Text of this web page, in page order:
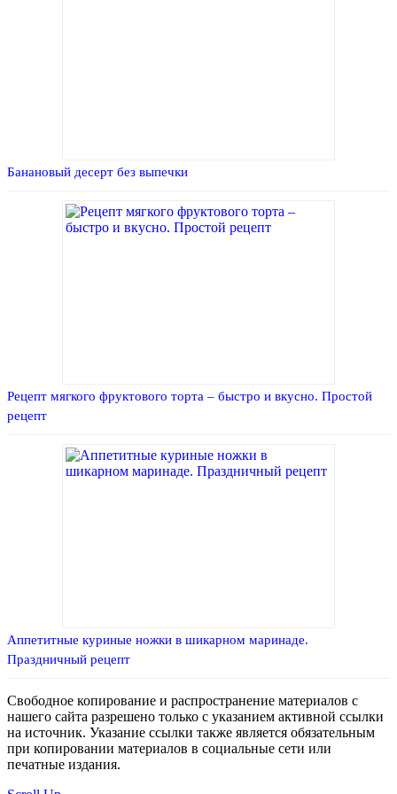
Банановый десерт без выпечки
Рецепт мягкого фруктового торта – быстро и вкусно. Простой
рецепт
Аппетитные куриные ножки в шикарном маринаде.
Праздничный рецепт
Свободное копирование и распространение материалов с
нашего сайта разрешено только с указанием активной ссылки
на источник. Указание ссылки также является обязательным
при копировании материалов в социальные сети или
печатные издания.